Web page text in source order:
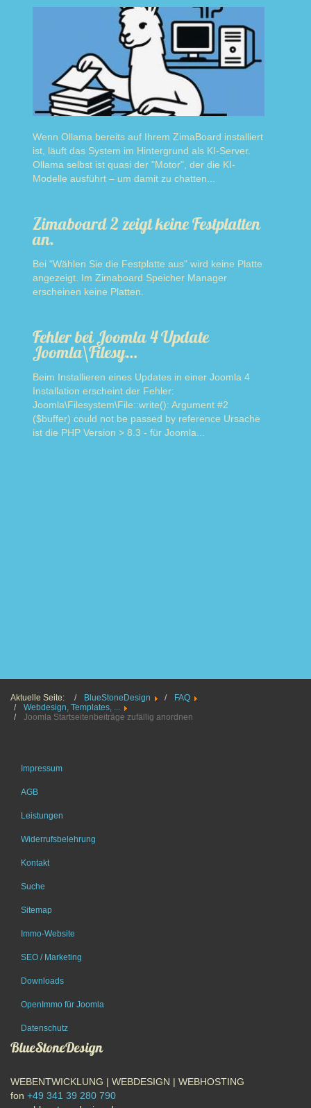
Wenn Ollama bereits auf Ihrem ZimaBoard installiert
ist, läuft das System im Hintergrund als KI-Server.
Ollama selbst ist quasi der "Motor", der die KI-
Modelle ausführt – um damit zu chatten...
Zimaboard 2 zeigt keine Festplatten
an.
Bei "Wählen Sie die Festplatte aus" wird keine Platte
angezeigt. Im Zimaboard Speicher Manager
erscheinen keine Platten.
Fehler bei Joomla 4 Update
Joomla\Filesy…
Beim Installieren eines Updates in einer Joomla 4
Installation erscheint der Fehler:
Joomla\Filesystem\File::write(): Argument #2
($buffer) could not be passed by reference Ursache
ist die PHP Version > 8.3 - für Joomla...
Aktuelle Seite: BlueStoneDesign
FAQ
Webdesign, Templates, ...
Joomla Startseitenbeiträge zufällig anordnen
Impressum
AGB
Leistungen
Widerrufsbelehrung
Kontakt
Suche
Sitemap
Immo-Website
SEO / Marketing
Downloads
OpenImmo für Joomla
Datenschutz
BlueStoneDesign
WEBENTWICKLUNG | WEBDESIGN | WEBHOSTING
fon +49 341 39 280 790